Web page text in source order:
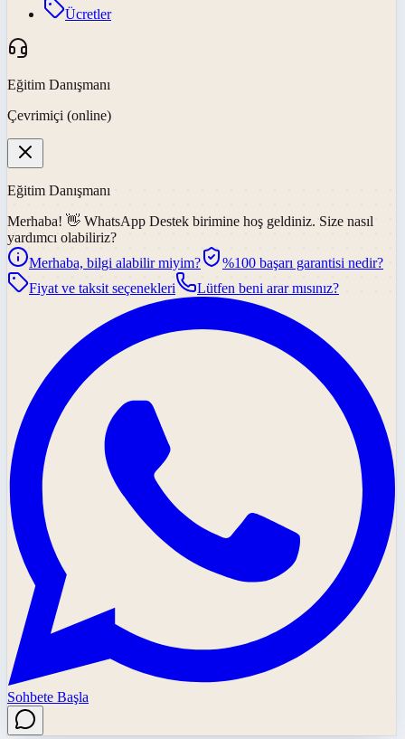
Ücretler
Eğitim Danışmanı
Çevrimiçi (online)
Eğitim Danışmanı
Merhaba! 👋 WhatsApp Destek birimine hoş geldiniz. Size nasıl
yardımcı olabiliriz?
Merhaba, bilgi alabilir miyim?
%100 başarı garantisi nedir?
Fiyat ve taksit seçenekleri
Lütfen beni arar mısınız?
Sohbete Başla